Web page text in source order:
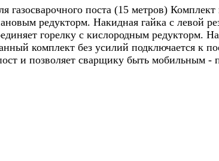
газосварочного поста (15 метров)
редукторм. Накидная гайка с левой
горелку с кислородным редукторм.
комплект без усилий подключается к
и позволяет сварщику быть мобильным -